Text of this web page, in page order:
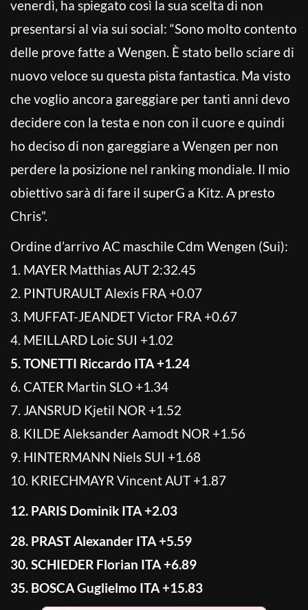
venerdì, ha spiegato così la sua scelta di non
presentarsi al via sui social: “Sono molto contento
delle prove fatte a Wengen. È stato bello sciare di
nuovo veloce su questa pista fantastica. Ma visto
che voglio ancora gareggiare per tanti anni devo
decidere con la testa e non con il cuore e quindi
ho deciso di non gareggiare a Wengen per non
perdere la posizione nel ranking mondiale. Il mio
obiettivo sarà di fare il superG a Kitz. A presto
Chris”.
Ordine d’arrivo AC maschile Cdm Wengen (Sui):
1. MAYER Matthias AUT 2:32.45
2. PINTURAULT Alexis FRA +0.07
3. MUFFAT-JEANDET Victor FRA +0.67
4. MEILLARD Loic SUI +1.02
5. TONETTI Riccardo ITA +1.24
6. CATER Martin SLO +1.34
7. JANSRUD Kjetil NOR +1.52
8. KILDE Aleksander Aamodt NOR +1.56
9. HINTERMANN Niels SUI +1.68
10. KRIECHMAYR Vincent AUT +1.87
12. PARIS Dominik ITA +2.03
28. PRAST Alexander ITA +5.59
30. SCHIEDER Florian ITA +6.89
35. BOSCA Guglielmo ITA +15.83